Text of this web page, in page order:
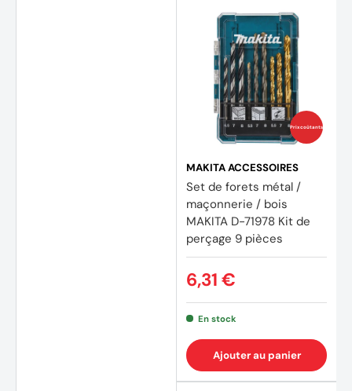
Prix coûtants
MAKITA ACCESSOIRES
Set de forets métal /
maçonnerie / bois
MAKITA D-71978 Kit de
perçage 9 pièces
6,31 €
En stock
Ajouter au panier